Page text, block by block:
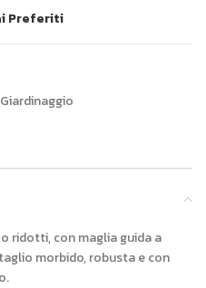
Preferiti
Giardinaggio
ridotti, con maglia guida a
morbido, robusta e con